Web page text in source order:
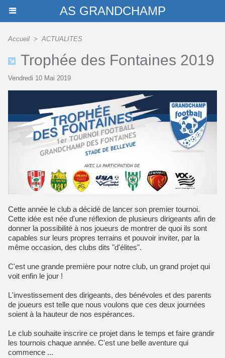
AS GRANDCHAMP
Accueil > ACTUALITES
Trophée des Fontaines 2019
Vendredi 10 Mai 2019
Cette année le club a décidé de lancer son premier tournoi.
Cette idée est née d'une réflexion de plusieurs dirigeants afin de
donner la possibilité à nos joueurs de montrer de quoi ils sont
capables sur leurs propres terrains et pouvoir inviter, par la
même occasion, des clubs dits "d'élites".
C'est une grande première pour notre club, un grand projet qui
voit enfin le jour !
L'investissement des dirigeants, des bénévoles et des parents
de joueurs est telle que nous voulons que ces deux journées
soient à la hauteur de nos espérances.
Le club souhaite inscrire ce projet dans le temps et faire grandir
les tournois chaque année. C'est une belle aventure qui
commence ...